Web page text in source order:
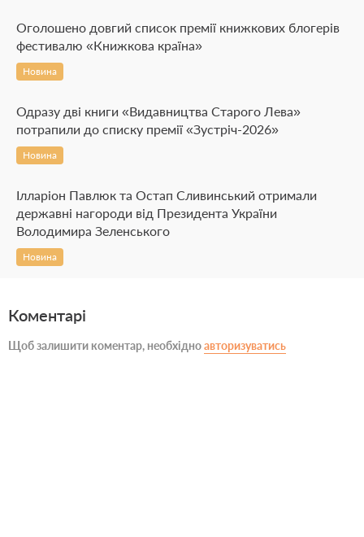
Оголошено довгий список премії книжкових блогерів
фестивалю «Книжкова країна»
Новина
Одразу дві книги «Видавництва Старого Лева»
потрапили до списку премії «Зустріч-2026»
Новина
Ілларіон Павлюк та Остап Сливинський отримали
державні нагороди від Президента України
Володимира Зеленського
Новина
Коментарі
Щоб залишити коментар, необхідноавторизуватись